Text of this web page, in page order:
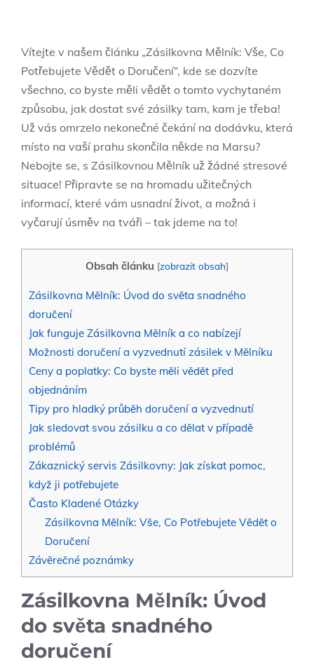
Vítejte v našem článku „Zásilkovna Mělník: Vše, Co
Potřebujete Vědět o Doručení“, kde se dozvíte
všechno, co byste měli vědět o tomto vychytaném
způsobu, jak dostat své zásilky tam, kam je třeba!
Už vás omrzelo nekonečné čekání na dodávku, která
místo na vaší prahu skončila někde na Marsu?
Nebojte se, s Zásilkovnou Mělník už žádné stresové
situace! Připravte se na hromadu užitečných
informací, které vám usnadní život, a možná i
vyčarují úsměv na tváři – tak jdeme na to!
Obsah článku [zobrazit obsah]
Zásilkovna Mělník: Úvod do světa snadného
doručení
Jak funguje Zásilkovna Mělník a co nabízejí
Možnosti doručení a vyzvednutí zásilek v Mělníku
Ceny a poplatky: Co byste měli vědět před
objednáním
Tipy pro hladký průběh doručení a vyzvednutí
Jak sledovat svou zásilku a co dělat v případě
problémů
Zákaznický servis Zásilkovny: Jak získat pomoc,
když ji potřebujete
Často Kladené Otázky
Zásilkovna Mělník: Vše, Co Potřebujete Vědět o
Doručení
Závěrečné poznámky
Zásilkovna Mělník: Úvod
do světa snadného
doručení